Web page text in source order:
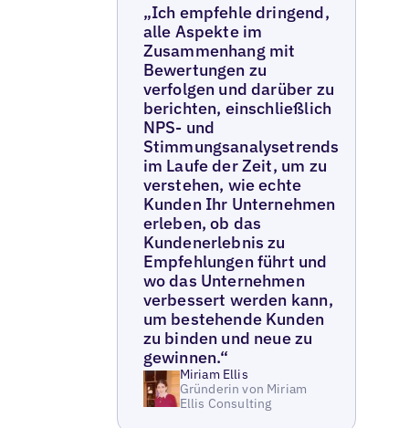
„Ich empfehle dringend,
alle Aspekte im
Zusammenhang mit
Bewertungen zu
verfolgen und darüber zu
berichten, einschließlich
NPS- und
Stimmungsanalysetrends
im Laufe der Zeit, um zu
verstehen, wie echte
Kunden Ihr Unternehmen
erleben, ob das
Kundenerlebnis zu
Empfehlungen führt und
wo das Unternehmen
verbessert werden kann,
um bestehende Kunden
zu binden und neue zu
gewinnen.“
Miriam Ellis
Gründerin von Miriam
Ellis Consulting